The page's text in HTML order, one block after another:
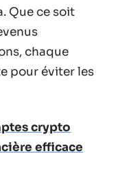
Que ce soit
chaque
pour éviter les
crypto
efficace